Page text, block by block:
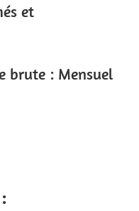
et
brute : Mensuel
: